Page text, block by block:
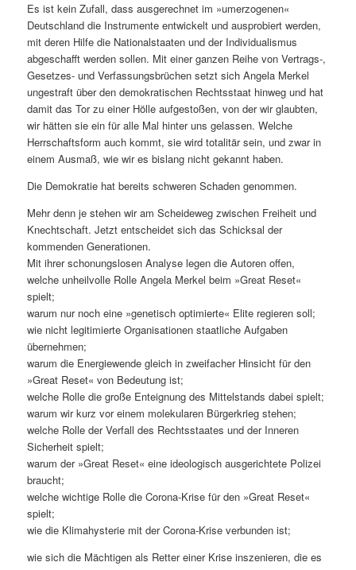
Es ist kein Zufall, dass ausgerechnet im »umerzogenen«
Deutschland die Instrumente entwickelt und ausprobiert werden,
mit deren Hilfe die Nationalstaaten und der Individualismus
abgeschafft werden sollen. Mit einer ganzen Reihe von Vertrags-,
Gesetzes- und Verfassungsbrüchen setzt sich Angela Merkel
ungestraft über den demokratischen Rechtsstaat hinweg und hat
damit das Tor zu einer Hölle aufgestoßen, von der wir glaubten,
wir hätten sie ein für alle Mal hinter uns gelassen. Welche
Herrschaftsform auch kommt, sie wird totalitär sein, und zwar in
einem Ausmaß, wie wir es bislang nicht gekannt haben.
Die Demokratie hat bereits schweren Schaden genommen.
Mehr denn je stehen wir am Scheideweg zwischen Freiheit und
Knechtschaft. Jetzt entscheidet sich das Schicksal der
kommenden Generationen.
Mit ihrer schonungslosen Analyse legen die Autoren offen,
welche unheilvolle Rolle Angela Merkel beim »Great Reset«
spielt;
warum nur noch eine »genetisch optimierte« Elite regieren soll;
wie nicht legitimierte Organisationen staatliche Aufgaben
übernehmen;
warum die Energiewende gleich in zweifacher Hinsicht für den
»Great Reset« von Bedeutung ist;
welche Rolle die große Enteignung des Mittelstands dabei spielt;
warum wir kurz vor einem molekularen Bürgerkrieg stehen;
welche Rolle der Verfall des Rechtsstaates und der Inneren
Sicherheit spielt;
warum der »Great Reset« eine ideologisch ausgerichtete Polizei
braucht;
welche wichtige Rolle die Corona-Krise für den »Great Reset«
spielt;
wie die Klimahysterie mit der Corona-Krise verbunden ist;
wie sich die Mächtigen als Retter einer Krise inszenieren, die es